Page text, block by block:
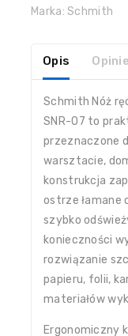
Marka:Schmith
Opis
Schmith Nóż
SNR-07 to
przeznaczone
warsztacie,
konstrukcja
ostrze łamane
szybko
konieczności
rozwiązanie
papieru, folii,
materiałów
Ergonomiczny